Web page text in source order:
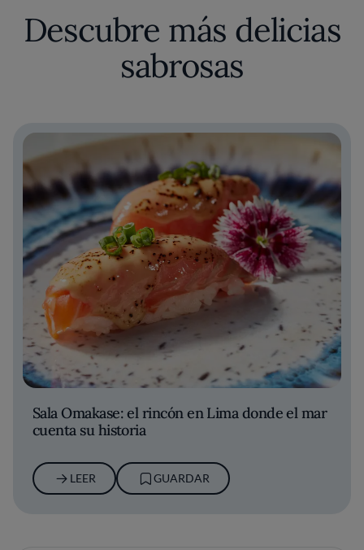
Descubre más delicias
sabrosas
Sala Omakase: el rincón en Lima donde el mar
cuenta su historia
LEER GUARDAR